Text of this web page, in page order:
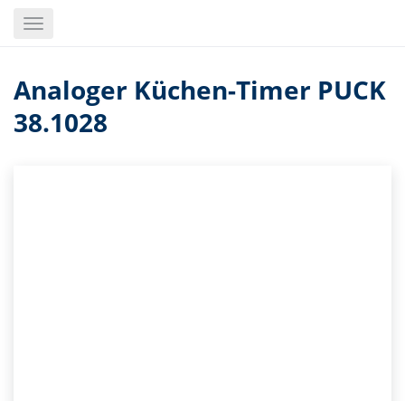
Toggle
Analoger Küchen-Timer PUCK
38.1028